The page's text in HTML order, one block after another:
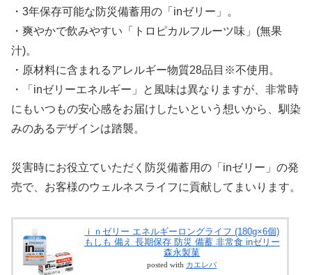
・3年保存可能な防災備蓄用の「inゼリー」。
・爽やかで飲みやすい「トロピカルフルーツ味」(無果
汁)。
・原材料に含まれるアレルギー物質28品目※不使用。
・「inゼリーエネルギー」と風味は異なりますが、非常時
にもいつもの安心感をお届けしたいという想いから、馴染
みのあるデザインは踏襲。
災害時にお役立ていただく防災備蓄用の「inゼリー」の発
売で、お客様のウェルネスライフに貢献してまいります。
ｉｎゼリー エネルギーロングライフ (180g×6個)
もしも 備え 長期保存 防災 備蓄 非常食 inゼリー
森永製菓
posted with カエレバ